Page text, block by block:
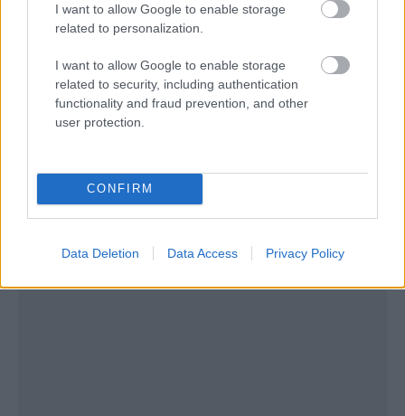
I want to allow Google to enable storage
related to personalization.
I want to allow Google to enable storage
related to security, including authentication
functionality and fraud prevention, and other
user protection.
CONFIRM
Data Deletion Data Access Privacy Policy
Για την επίτευξη αυτού του στόχου, η έκθεση έχει
σημαντικότερους οικισμούς και την εξέλιξή τους
στις τρεις μεγάλες ιστορικές περιόδους: τους
Προϊστορικούς χρόνους, την Ελληνορωμαϊκή
αντίστοιχες θεματικές αίθουσες.